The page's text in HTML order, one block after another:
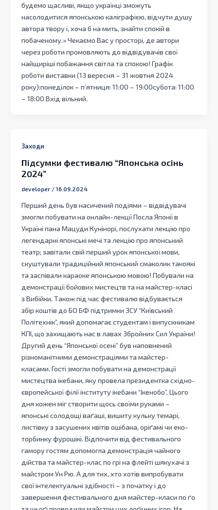
будемо щасливі, якщо українці зможуть
насолодитися японською каліграфією, відчути душу
автора твору і, хоча б на мить, знайти спокій в
побаченому.» Чекаємо Вас у просторі, де автори
через роботи промовляють до відвідувачів свої
найщиріші побажання світла та спокою! Графік
роботи виставки (13 вересня – 31 жовтня 2024
року):понеділок – п’ятниця: 11:00 – 19:00субота: 11:00
– 18:00 Вхід вільний.
Заходи
Підсумки фестивалю “Японська осінь
2024”
developer /16.09.2024
Перший день був насичений подіями – відвідувачі
змогли побувати на онлайн-лекції Посла Японії в
Україні пана Мацуди Кунінорі, послухати лекцію про
легендарні японські мечі та лекцію про японський
театр; завітали свій перший урок японської мови,
скуштували традиційний японський смаколик такоякі
та заспівали караоке японською мовою! Побували на
демонстрації бойових мистецтв та на майстер-класі
з Вибійки. Також під час фестивалю відбувається
збір коштів до БО БФ підтримки ЗСУ “Київський
Політехнік”, який допомагає студентам і випускникам
КПІ, що захищають нас в лавах Збройних Сил України!
Другий день “Японської осені” був наповнений
різноманітними демонстраціями та майстер-
класами. Гості змогли побувати на демонстрації
мистецтва ікебани, яку провела президентка східно-
європейської філії інституту ікебани “Ікенобо”. Цього
дня кожен міг створити щось своїми руками –
японські солодощі ваґаші, вишиту кульку темарі,
листівку з засушених квітів ошібана, оріґамі чи еко-
торбинку фурошікі. Відпочити від фестивального
гамору гостям допомогла демонстрація чайного
дійства та майстер-клас по грі на флейті шякухачі з
майстром Ун Рю. А для тих, хто хотів випробувати
свої інтелектуальні здібності – з початку і до
завершення фестивального дня майстер-класи по ґо